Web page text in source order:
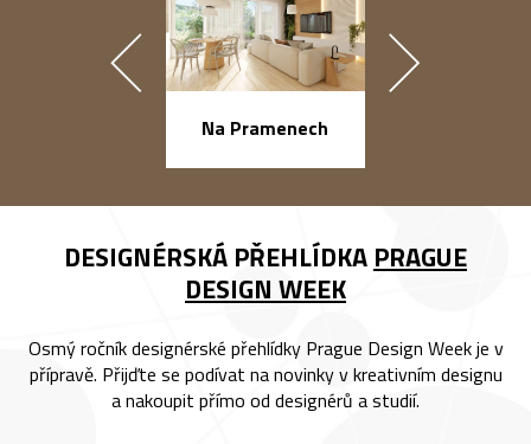
Na Pramenech
DESIGNÉRSKÁ PŘEHLÍDKA PRAGUE
DESIGN WEEK
Osmý ročník designérské přehlídky Prague Design Week je v
přípravě. Přijďte se podívat na novinky v kreativním designu
a nakoupit přímo od designérů a studií.